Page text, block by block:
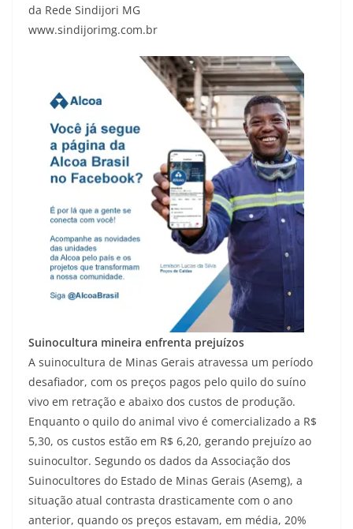
da Rede Sindijori MG
www.sindijorimg.com.br
Suinocultura mineira enfrenta prejuízos
A suinocultura de Minas Gerais atravessa um período
desafiador, com os preços pagos pelo quilo do suíno
vivo em retração e abaixo dos custos de produção.
Enquanto o quilo do animal vivo é comercializado a R$
5,30, os custos estão em R$ 6,20, gerando prejuízo ao
suinocultor. Segundo os dados da Associação dos
Suinocultores do Estado de Minas Gerais (Asemg), a
situação atual contrasta drasticamente com o ano
anterior, quando os preços estavam, em média, 20%